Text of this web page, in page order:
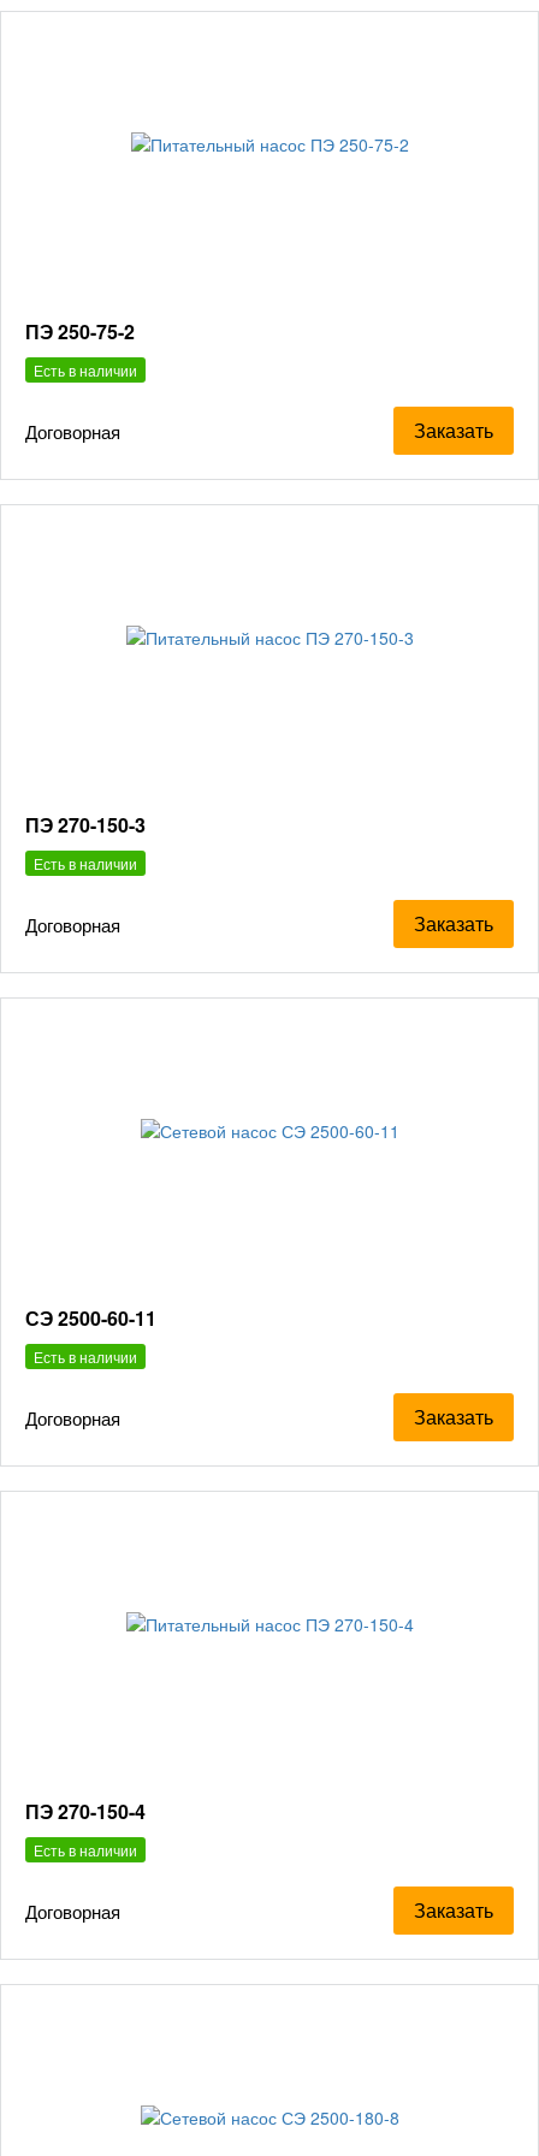
ПЭ 250-75-2
Есть в наличии
Договорная Заказать
ПЭ 270-150-3
Есть в наличии
Договорная Заказать
СЭ 2500-60-11
Есть в наличии
Договорная Заказать
ПЭ 270-150-4
Есть в наличии
Договорная Заказать